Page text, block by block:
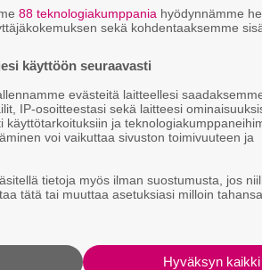
äärellä kuvastaa
herkkyyttä kuin Don
88 teknologiakumppania hyödynnämme
sekä kohdentaaksemme
käyttöön seuraavasti
evästeitä laitteellesi
IP-osoitteestasi sekä laitteesi
käyttötarkoituksiin ja
voi vaikuttaa sivuston toimivuuteen ja
tietoja myös ilman suostumusta, jos
tätä tai muuttaa asetuksiasi milloin
Hyväksyn kaikki